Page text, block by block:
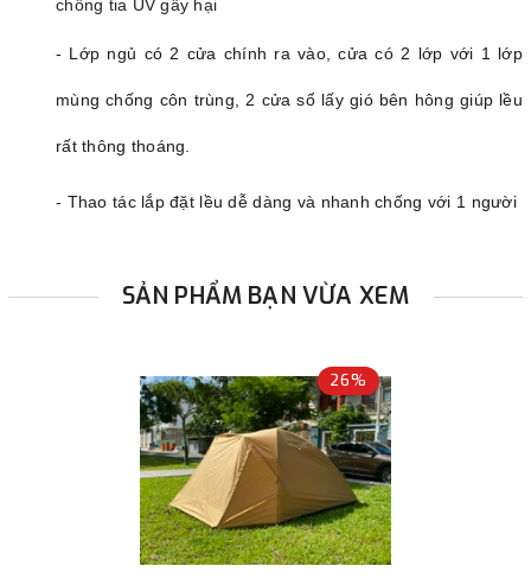
chống tia UV gây hại
- Lớp ngủ có 2 cửa chính ra vào, cửa có 2 lớp với 1 lớp
mùng chống côn trùng, 2 cửa sổ lấy gió bên hông giúp lều
rất thông thoáng.
- Thao tác lắp đặt lều dễ dàng và nhanh chống với 1 người
SẢN PHẨM BẠN VỪA XEM
26%